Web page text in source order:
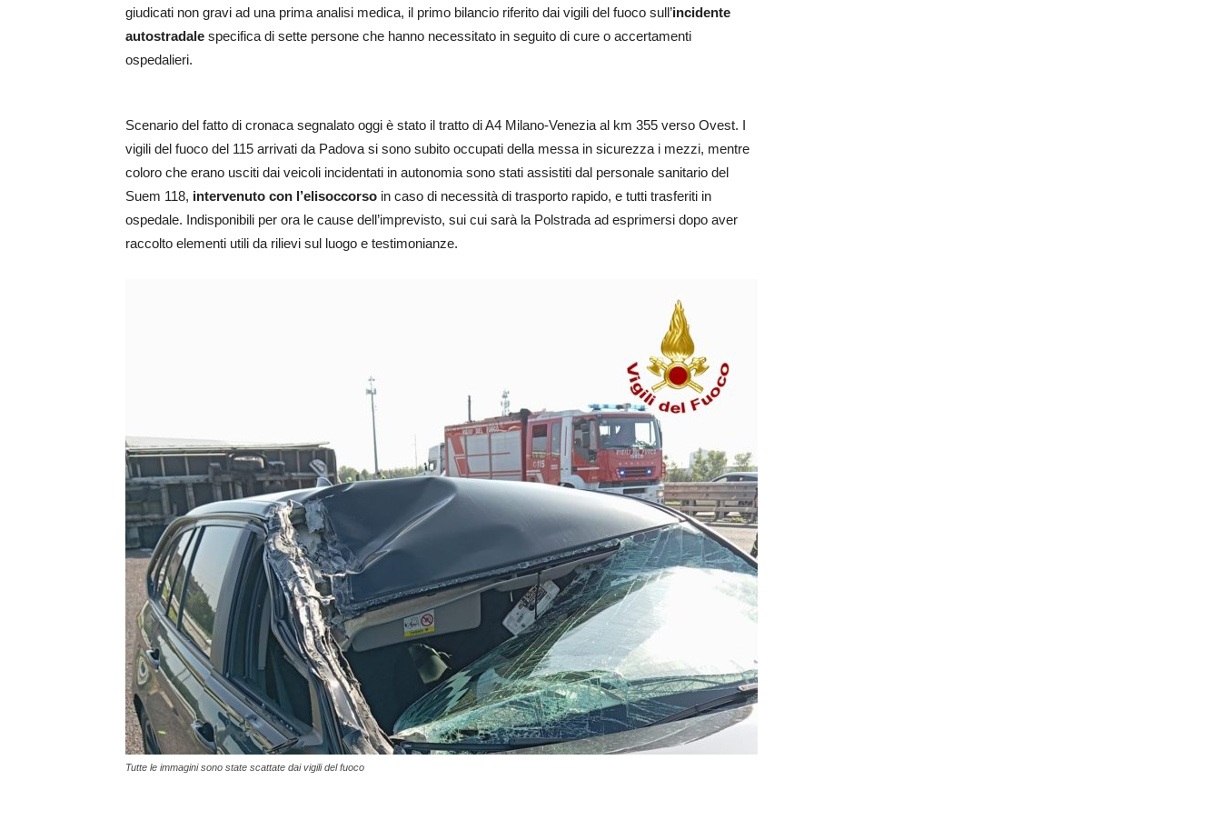
giudicati non gravi ad una prima analisi medica, il primo bilancio riferito dai vigili del fuoco sull’incidente
autostradale specifica di sette persone che hanno necessitato in seguito di cure o accertamenti
ospedalieri.
Scenario del fatto di cronaca segnalato oggi è stato il tratto di A4 Milano-Venezia al km 355 verso Ovest. I
vigili del fuoco del 115 arrivati da Padova si sono subito occupati della messa in sicurezza i mezzi, mentre
coloro che erano usciti dai veicoli incidentati in autonomia sono stati assistiti dal personale sanitario del
Suem 118, intervenuto con l’elisoccorso in caso di necessità di trasporto rapido, e tutti trasferiti in
ospedale. Indisponibili per ora le cause dell’imprevisto, sui cui sarà la Polstrada ad esprimersi dopo aver
raccolto elementi utili da rilievi sul luogo e testimonianze.
Tutte le immagini sono state scattate dai vigili del fuoco